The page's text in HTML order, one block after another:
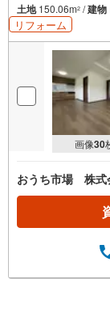
土地150.06m2 /建物
リフォーム
画像30
おうち市場 株式